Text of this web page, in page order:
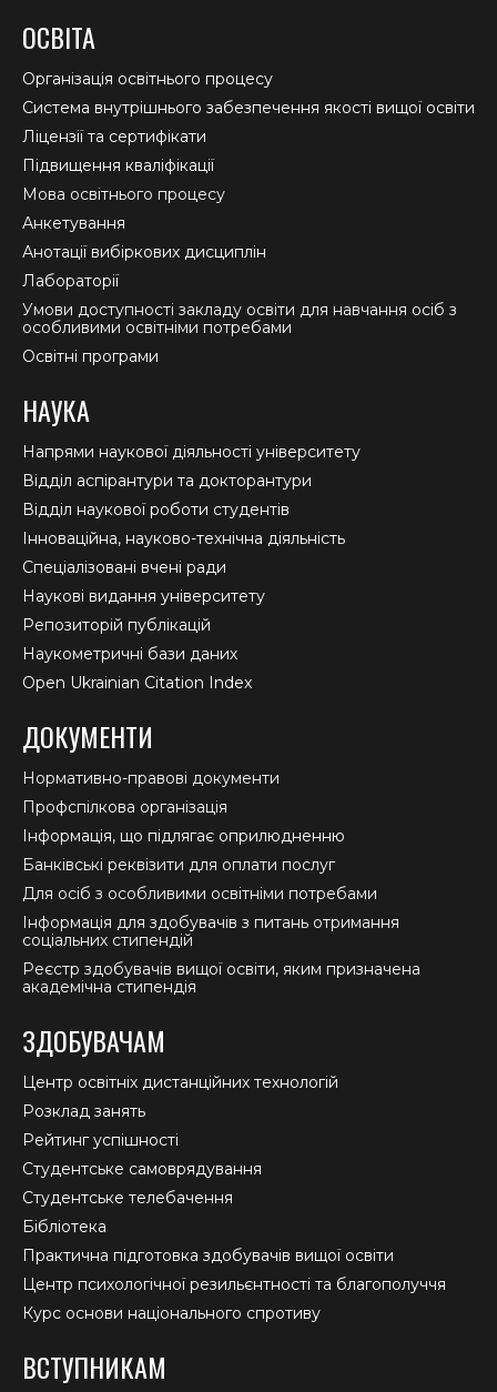
opens
in
new
window
opens
in
new
window
in
new
window
ОСВІТА
Організація освітнього процесу
Система внутрішнього забезпечення якості вищої освіти
Ліцензії та сертифікати
Підвищення кваліфікації
Мова освітнього процесу
Анкетування
Анотації вибіркових дисциплін
Лабораторії
Умови доступності закладу освіти для навчання осіб з
особливими освітніми потребами
Освітні програми
НАУКА
Напрями наукової діяльності університету
Відділ аспірантури та докторантури
Відділ наукової роботи студентів
Інноваційна, науково-технічна діяльність
Спеціалізовані вчені ради
Наукові видання університету
Репозиторій публікацій
Наукометричні бази даних
Open Ukrainian Citation Index
ДОКУМЕНТИ
Нормативно-правові документи
Профспілкова організація
Інформація, що підлягає оприлюдненню
Банківські реквізити для оплати послуг
Для осіб з особливими освітніми потребами
Інформація для здобувачів з питань отримання
соціальних стипендій
Реєстр здобувачів вищої освіти, яким призначена
академічна стипендія
ЗДОБУВАЧАМ
Центр освітніх дистанційних технологій
Розклад занять
Рейтинг успішності
Студентське самоврядування
Студентське телебачення
Бібліотека
Практична підготовка здобувачів вищої освіти
Центр психологічної резильєнтності та благополуччя
Курс основи національного спротиву
ВСТУПНИКАМ